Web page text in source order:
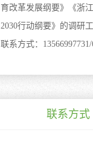
育改革发展纲要》《浙
2030行动纲要》的调研工
联系方式：
联系方式